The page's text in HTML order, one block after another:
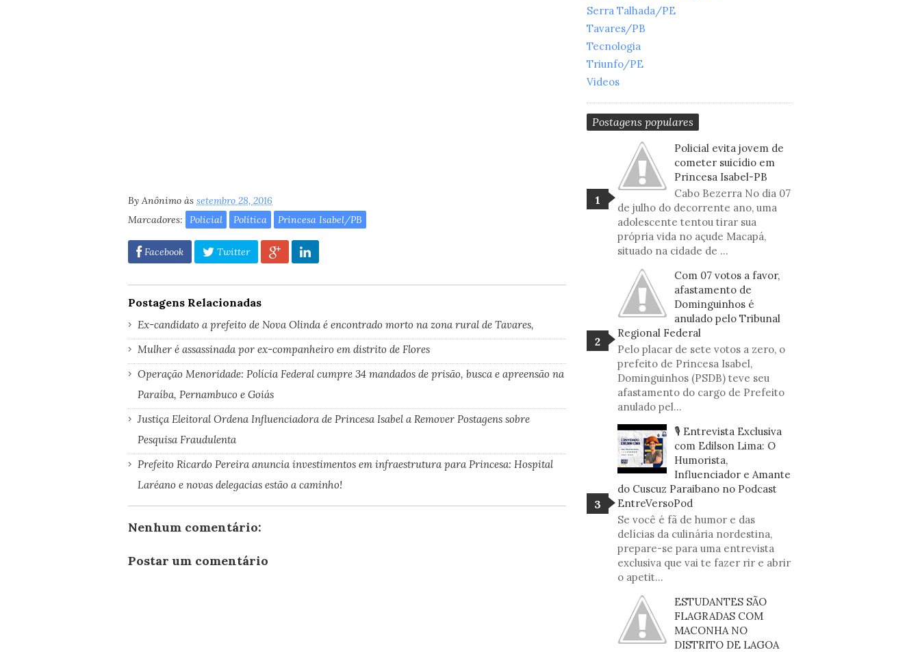
By Anônimo às setembro 28, 2016
Marcadores:
Policial Política Princesa Isabel/PB
Facebook Twitter
Postagens Relacionadas
Ex-candidato a prefeito de Nova Olinda é encontrado morto na zona rural de Tavares,
Mulher é assassinada por ex-companheiro em distrito de Flores
Operação Menoridade: Polícia Federal cumpre 34 mandados de prisão, busca e apreensão na
Paraíba, Pernambuco e Goiás
Justiça Eleitoral Ordena Influenciadora de Princesa Isabel a Remover Postagens sobre
Pesquisa Fraudulenta
Prefeito Ricardo Pereira anuncia investimentos em infraestrutura para Princesa: Hospital
Laréano e novas delegacias estão a caminho!
Nenhum comentário:
Postar um comentário
Serra Talhada/PE
Tavares/PB
Tecnologia
Triunfo/PE
Videos
Postagens populares
Policial evita jovem de
cometer suicídio em
Princesa Isabel-PB
Cabo Bezerra No dia 07
de julho do decorrente ano, uma
adolescente tentou tirar sua
própria vida no açude Macapá,
situado na cidade de ...
Com 07 votos a favor,
afastamento de
Dominguinhos é
anulado pelo Tribunal
Regional Federal
Pelo placar de sete votos a zero, o
prefeito de Princesa Isabel,
Dominguinhos (PSDB) teve seu
afastamento do cargo de Prefeito
anulado pel...
🎙️ Entrevista Exclusiva
com Edilson Lima: O
Humorista,
Influenciador e Amante
do Cuscuz Paraibano no Podcast
EntreVersoPod
Se você é fã de humor e das
delícias da culinária nordestina,
prepare-se para uma entrevista
exclusiva que vai te fazer rir e abrir
o apetit...
ESTUDANTES SÃO
FLAGRADAS COM
MACONHA NO
DISTRITO DE LAGOA